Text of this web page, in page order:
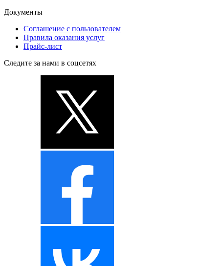
Документы
Соглашение с пользователем
Правила оказания услуг
Прайс-лист
Следите за нами в соцсетях